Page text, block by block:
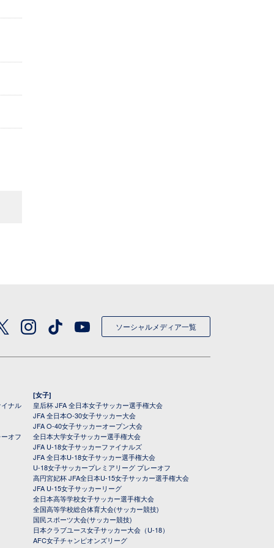
ソーシャルメディア一覧
ナル
オフ
[女子]
皇后杯 JFA 全日本女子サッカー選手権大会
JFA 全日本O-30女子サッカー大会
JFA O-40女子サッカーオープン大会
全日本大学女子サッカー選手権大会
JFA U-18女子サッカーファイナルズ
JFA 全日本U-18女子サッカー選手権大会
U-18女子サッカープレミアリーグ プレーオフ
高円宮妃杯 JFA全日本U-15女子サッカー選手権大会
JFA U-15女子サッカーリーグ
全日本高等学校女子サッカー選手権大会
全国高等学校総合体育大会(サッカー競技)
国民スポーツ大会(サッカー競技)
日本クラブユース女子サッカー大会（U-18）
AFC女子チャンピオンズリーグ